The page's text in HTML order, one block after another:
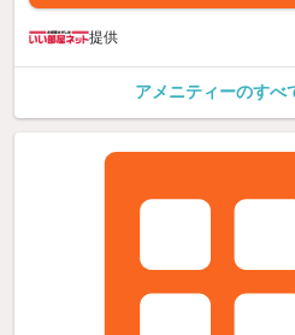
提供
アメニティーのすべ